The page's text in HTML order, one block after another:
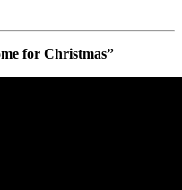
for Christmas”